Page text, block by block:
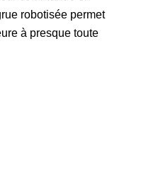
robotisée permet
à presque toute